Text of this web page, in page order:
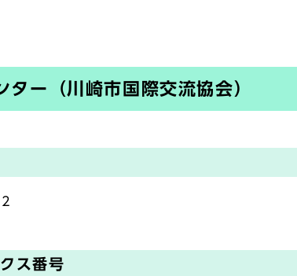
ター（川崎市国際交流協会）
ス番号